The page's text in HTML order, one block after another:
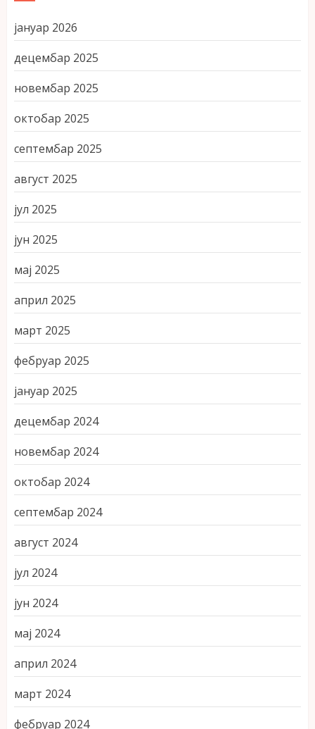
јануар 2026
децембар 2025
новембар 2025
октобар 2025
септембар 2025
август 2025
јул 2025
јун 2025
мај 2025
април 2025
март 2025
фебруар 2025
јануар 2025
децембар 2024
новембар 2024
октобар 2024
септембар 2024
август 2024
јул 2024
јун 2024
мај 2024
април 2024
март 2024
фебруар 2024